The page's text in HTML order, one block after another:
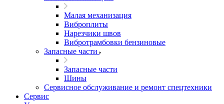
Малая механизация
Виброплиты
Нарезчики швов
Вибротрамбовки бензиновые
Запасные части
Запасные части
Шины
Сервисное обслуживание и ремонт спецтехники
Сервис